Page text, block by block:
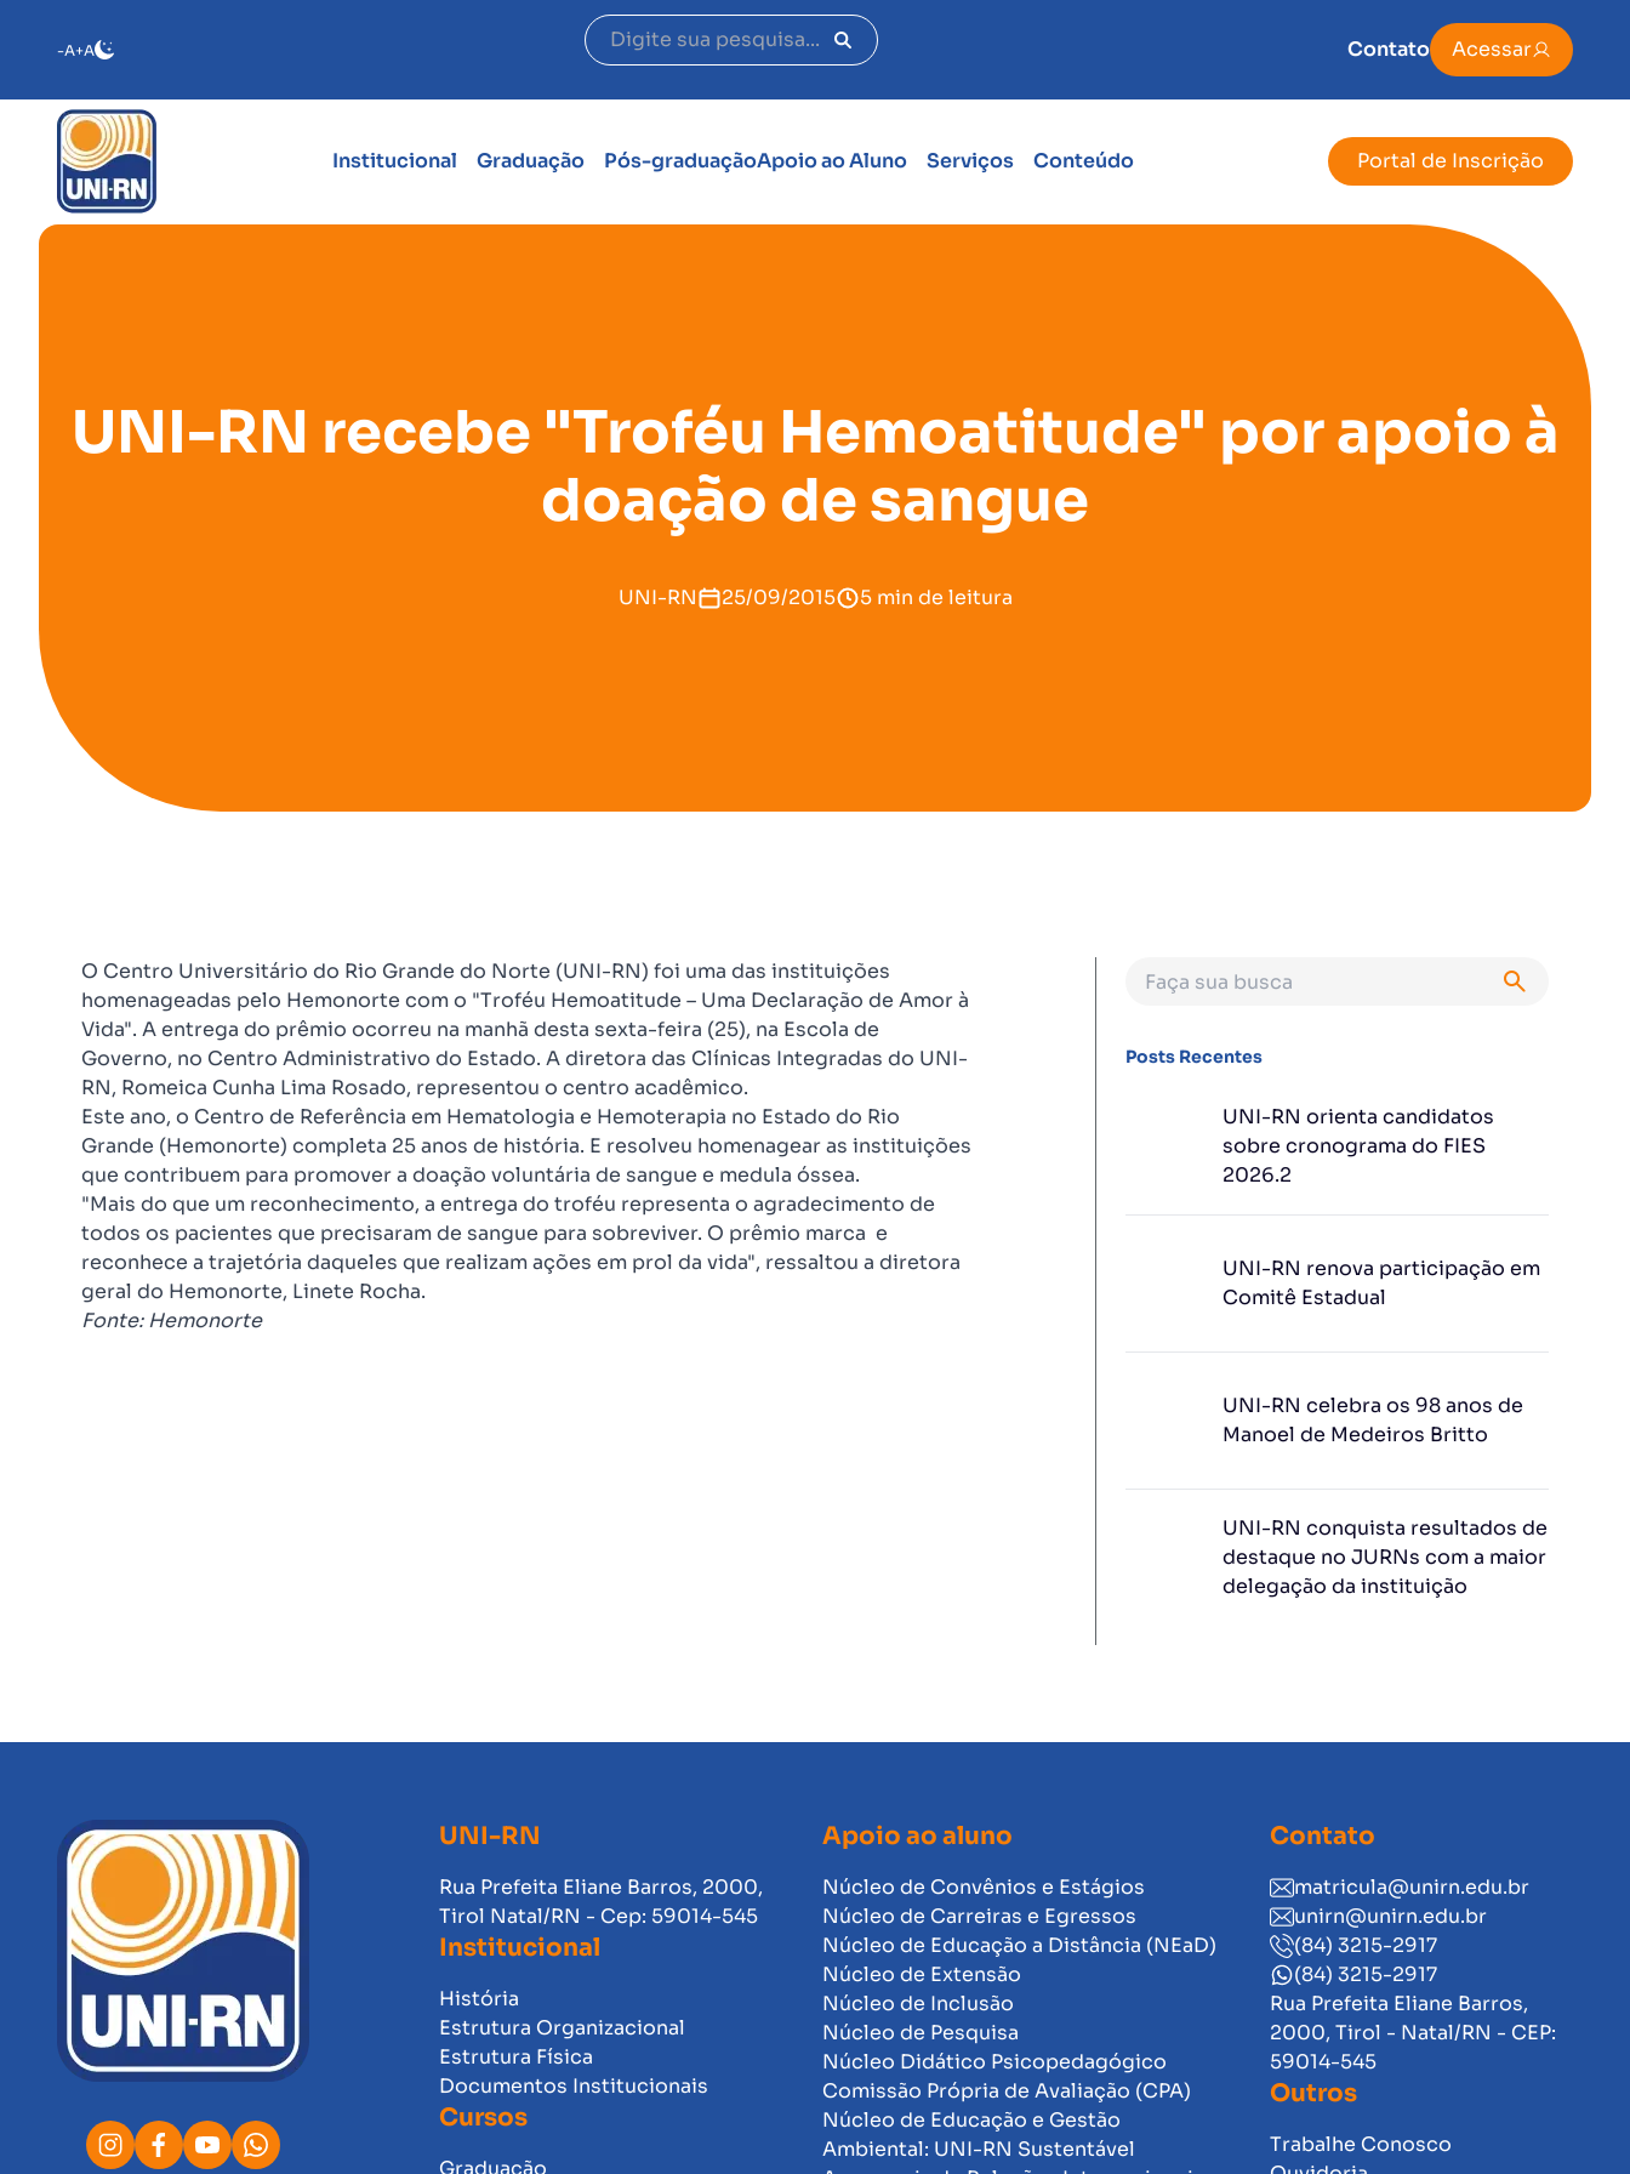
-A+A Contato Acessar
Institucional Graduação Pós-graduaçãoApoio ao Aluno Serviços Conteúdo Portal de Inscrição
UNI-RN recebe "Troféu Hemoatitude" por apoio à
doação de sangue
UNI-RN 25/09/2015 5 min de leitura
O Centro Universitário do Rio Grande do Norte (UNI-RN) foi uma das instituições
homenageadas pelo Hemonorte com o "Troféu Hemoatitude – Uma Declaração de Amor à
Vida". A entrega do prêmio ocorreu na manhã desta sexta-feira (25), na Escola de
Governo, no Centro Administrativo do Estado. A diretora das Clínicas Integradas do UNI-
RN, Romeica Cunha Lima Rosado, representou o centro acadêmico.
Este ano, o Centro de Referência em Hematologia e Hemoterapia no Estado do Rio
Grande (Hemonorte) completa 25 anos de história. E resolveu homenagear as instituições
que contribuem para promover a doação voluntária de sangue e medula óssea.
"Mais do que um reconhecimento, a entrega do troféu representa o agradecimento de
todos os pacientes que precisaram de sangue para sobreviver. O prêmio marca e
reconhece a trajetória daqueles que realizam ações em prol da vida", ressaltou a diretora
geral do Hemonorte, Linete Rocha.
Fonte: Hemonorte
Posts Recentes
UNI-RN orienta candidatos
sobre cronograma do FIES
2026.2
UNI-RN renova participação em
Comitê Estadual
UNI-RN celebra os 98 anos de
Manoel de Medeiros Britto
UNI-RN conquista resultados de
destaque no JURNs com a maior
delegação da instituição
UNI-RN
Rua Prefeita Eliane Barros, 2000,
Tirol Natal/RN - Cep: 59014-545
Institucional
História
Estrutura Organizacional
Estrutura Física
Documentos Institucionais
Cursos
Graduação
Apoio ao aluno
Núcleo de Convênios e Estágios
Núcleo de Carreiras e Egressos
Núcleo de Educação a Distância (NEaD)
Núcleo de Extensão
Núcleo de Inclusão
Núcleo de Pesquisa
Núcleo Didático Psicopedagógico
Comissão Própria de Avaliação (CPA)
Núcleo de Educação e Gestão
Ambiental: UNI-RN Sustentável
Contato
matricula@unirn.edu.br
unirn@unirn.edu.br
(84) 3215-2917
(84) 3215-2917
Rua Prefeita Eliane Barros,
2000, Tirol - Natal/RN - CEP:
59014-545
Outros
Trabalhe Conosco